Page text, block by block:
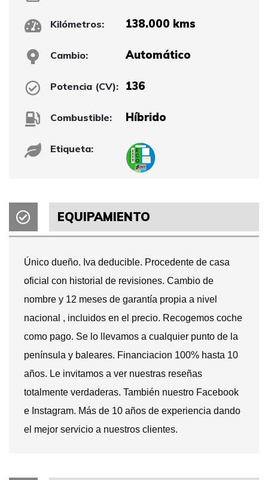
Kilómetros: 138.000 kms
Cambio: Automático
Potencia (CV): 136
Combustible: Híbrido
Etiqueta:
EQUIPAMIENTO
Único dueño. Iva deducible. Procedente de casa
oficial con historial de revisiones. Cambio de
nombre y 12 meses de garantía propia a nivel
nacional , incluidos en el precio. Recogemos coche
como pago. Se lo llevamos a cualquier punto de la
península y baleares. Financiacion 100% hasta 10
años. Le invitamos a ver nuestras reseñas
totalmente verdaderas. También nuestro Facebook
e Instagram. Más de 10 años de experiencia dando
el mejor servicio a nuestros clientes.